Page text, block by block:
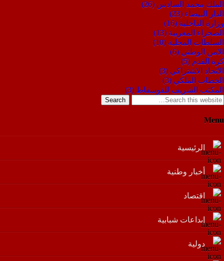
الملك محمد السادس (26)
الدار البيضاء (23)
وزارة الداخلية (16)
الصحراء المغربية (13)
السلطات المحلية (10)
الامن الوطني (6)
كرة القدم (5)
الاتحاد الاشتراكي (3)
الخطاب الملكي (3)
المكتب الشريف للفوسفاط (3)
Search
Menu
الرئيسية
أخبار وطنية
اقتصاد
إبداعات شبابية
دولية